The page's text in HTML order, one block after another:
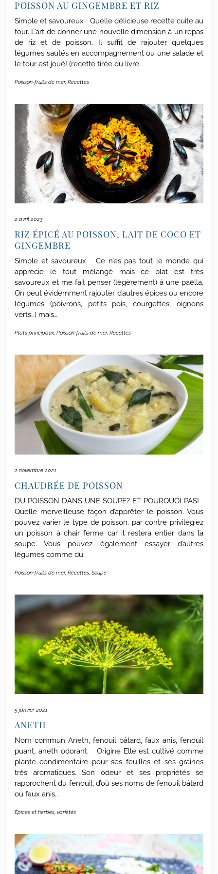
POISSON AU GINGEMBRE ET RIZ
Simple et savoureux Quelle délicieuse recette cuite au
four. L’art de donner une nouvelle dimension à un repas
de riz et de poisson. Il suffit de rajouter quelques
légumes sautés en accompagnement ou une salade et
le tour est joué! (recette tirée du livre…
Poisson-fruits de mer, Recettes
2 avril 2023
RIZ ÉPICÉ AU POISSON, LAIT DE COCO ET
GINGEMBRE
Simple et savoureux Ce n’es pas tout le monde qui
apprécie le tout mélangé mais ce plat est très
savoureux et me fait penser (légèrement) à une paëlla.
On peut évidemment rajouter d’autres épices ou encore
légumes (poivrons, petits pois, courgettes, oignons
verts…) mais…
Plats principaux, Poisson-fruits de mer, Recettes
2 novembre 2021
CHAUDRÉE DE POISSON
DU POISSON DANS UNE SOUPE? ET POURQUOI PAS!
Quelle merveilleuse façon d’apprêter le poisson. Vous
pouvez varier le type de poisson. par contre privilégiez
un poisson à chair ferme car il restera entier dans la
soupe. Vous pouvez également essayer d’autres
légumes comme du…
Poisson-fruits de mer, Recettes, Soupe
5 janvier 2021
ANETH
Nom commun Aneth, fenouil bâtard, faux anis, fenouil
puant, aneth odorant. Origine Elle est cultivé comme
plante condimentaire pour ses feuilles et ses graines
très aromatiques. Son odeur et ses propriétés se
rapprochent du fenouil, d’où ses noms de fenouil bâtard
ou faux anis.…
Épices et herbes, variétés